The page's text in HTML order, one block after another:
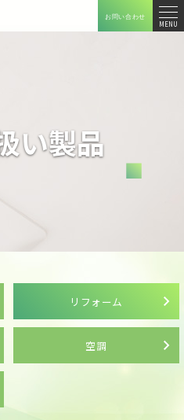
お問い合わせ
い製品
リフォーム
空調
メニ
ュー
MENU